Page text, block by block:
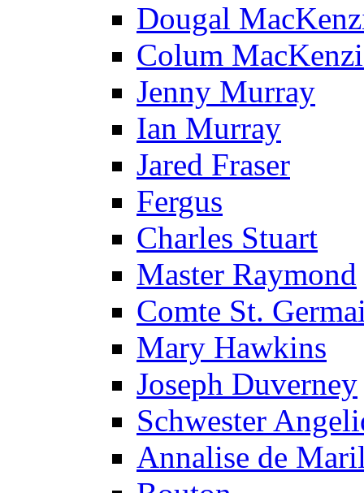
Dougal
Colum
Jenny Murray
Ian Murray
Jared Fraser
Fergus
Charles Stuart
Master Raymond
Comte St.
Mary Hawkins
Joseph Duverney
Schwester
Annalise de